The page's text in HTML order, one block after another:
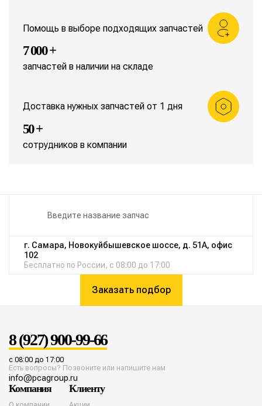
Помощь в выборе подходящих запчастей
7 000 +
запчастей в наличии на складе
Доставка нужных запчастей от 1 дня
50 +
сотрудников в компании
г. Самара, Новокуйбышевское шоссе, д. 51А, офис
102
Бесплатно по России, с 08:00 до 17:00
Заказать подбор
8 (927) 900-99-66
с 08:00 до 17:00
Есть вопросы? Позвоните или напишите нам
info@pcagroup.ru
Компания Клиенту